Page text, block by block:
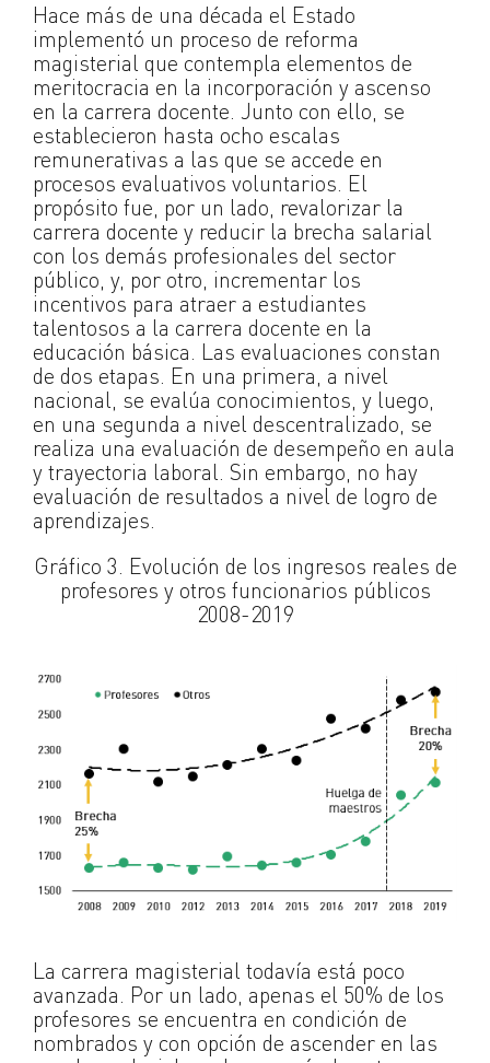
Hace más de una década el Estado
implementó un proceso de reforma
magisterial que contempla elementos de
meritocracia en la incorporación y ascenso
en la carrera docente. Junto con ello, se
establecieron hasta ocho escalas
remunerativas a las que se accede en
procesos evaluativos voluntarios. El
propósito fue, por un lado, revalorizar la
carrera docente y reducir la brecha salarial
con los demás profesionales del sector
público, y, por otro, incrementar los
incentivos para atraer a estudiantes
talentosos a la carrera docente en la
educación básica. Las evaluaciones constan
de dos etapas. En una primera, a nivel
nacional, se evalúa conocimientos, y luego,
en una segunda a nivel descentralizado, se
realiza una evaluación de desempeño en aula
y trayectoria laboral. Sin embargo, no hay
evaluación de resultados a nivel de logro de
aprendizajes.
Gráfico 3. Evolución de los ingresos reales de
profesores y otros funcionarios públicos
2008-2019
La carrera magisterial todavía está poco
avanzada. Por un lado, apenas el 50% de los
profesores se encuentra en condición de
nombrados y con opción de ascender en las